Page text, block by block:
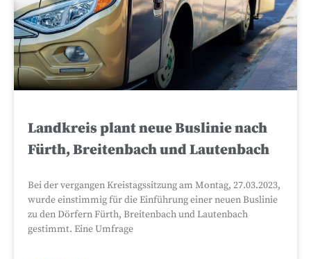
Landkreis plant neue Buslinie nach
Fürth, Breitenbach und Lautenbach
Bei der vergangen Kreistagssitzung am Montag, 27.03.2023,
wurde einstimmig für die Einführung einer neuen Buslinie
zu den Dörfern Fürth, Breitenbach und Lautenbach
gestimmt. Eine Umfrage